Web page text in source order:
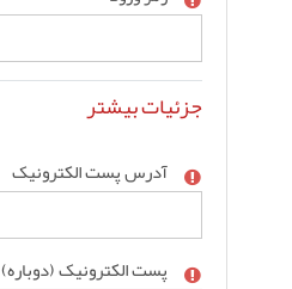
جزئیات بیشتر
آدرس پست الکترونیک
پست الکترونیک (دوباره)